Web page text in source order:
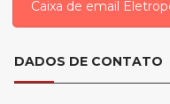
Caixa de email
DADOS DE CONTATO